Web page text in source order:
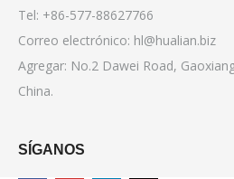
Tel: +86-577-88627766
Correo electrónico: hl@hualian.biz
Agregar: No.2 Dawei Road,
China.
SÍGANOS